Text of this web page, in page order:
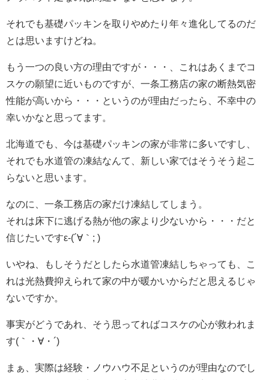
それでも基礎パッキンを取りやめたり年々進化してるのだ
とは思いますけどね。
もう一つの良い方の理由ですが・・・、これはあくまでコ
スケの願望に近いものですが、一条工務店の家の断熱気密
性能が高いから・・・というのが理由だったら、不幸中の
幸いかなと思ってます。
北海道でも、今は基礎パッキンの家が非常に多いですし、
それでも水道管の凍結なんて、新しい家ではそうそう起こ
らないと思います。
なのに、一条工務店の家だけ凍結してしまう。
それは床下に逃げる熱が他の家より少ないから・・・だと
信じたいですε-(´∀｀; )
いやね、もしそうだとしたら水道管凍結しちゃっても、こ
れは光熱費抑えられて家の中が暖かいからだと思えるじゃ
ないですか。
事実がどうであれ、そう思ってればコスケの心が救われま
す(｀・∀・´)
まぁ、実際は経験・ノウハウ不足というのが理由なのでし